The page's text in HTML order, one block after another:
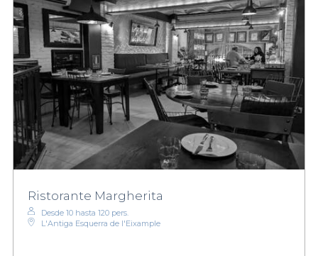
Ristorante Margherita
Desde 10 hasta 120 pers.
L'Antiga Esquerra de l'Eixample